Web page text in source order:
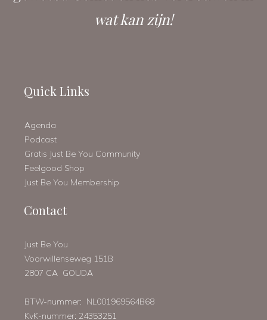
wat kan zijn!
Quick Links
Agenda
Podcast
Gratis Just Be You Community
Feelgood Shop
Just Be You Membership
Contact
Just Be You
Voorwillenseweg 151B
2807 CA GOUDA
BTW-nummer: NL001969564B68
KvK-nummer: 24353251